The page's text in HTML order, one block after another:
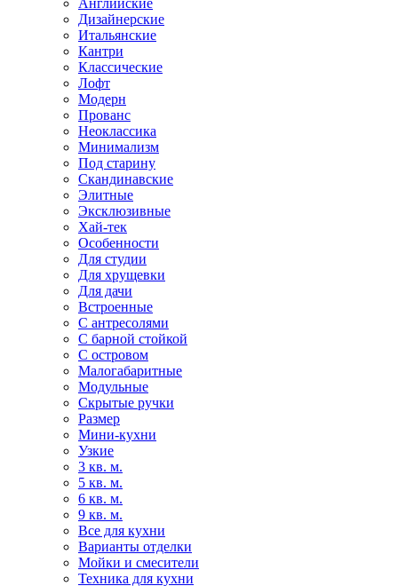
Английские
Дизайнерские
Итальянские
Кантри
Классические
Лофт
Модерн
Прованс
Неоклассика
Минимализм
Под старину
Скандинавские
Элитные
Эксклюзивные
Хай-тек
Особенности
Для студии
Для хрущевки
Для дачи
Встроенные
С антресолями
С барной стойкой
С островом
Малогабаритные
Модульные
Скрытые ручки
Размер
Мини-кухни
Узкие
3 кв. м.
5 кв. м.
6 кв. м.
9 кв. м.
Все для кухни
Варианты отделки
Мойки и смесители
Техника для кухни